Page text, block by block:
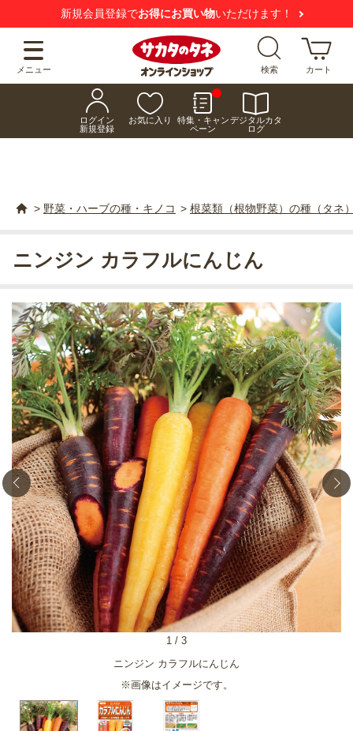
新規会員登録でお得にお買い物いただけます！
メニュー 検索 カート
ログイン
新規登録
お気に入り
特集・キャン
ペーン
デジタルカタ
ログ
> 野菜・ハーブの種・キノコ > 根菜類（根物野菜）の種（タネ
ニンジン カラフルにんじん
※画像はイメージです。
1 / 3
ニンジン カラフルにんじん